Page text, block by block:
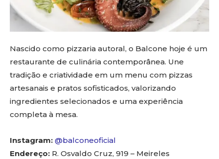
Nascido como pizzaria autoral, o Balcone hoje é um
restaurante de culinária contemporânea. Une
tradição e criatividade em um menu com pizzas
artesanais e pratos sofisticados, valorizando
ingredientes selecionados e uma experiência
completa à mesa.
Instagram: @balconeoficial
Endereço: R. Osvaldo Cruz, 919 – Meireles